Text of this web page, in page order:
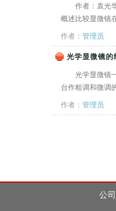
作者：袁光
概述比较显微镜
作者：管理员
光学显微镜的
光学显微镜
台作粗调和微调
作者：管理员
公